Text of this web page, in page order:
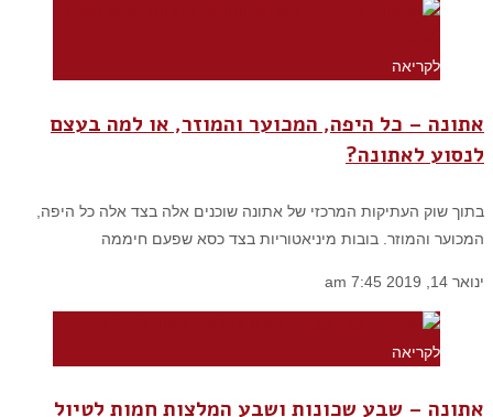
לקריאה
אתונה – כל היפה, המכוער והמוזר, או למה בעצם
לנסוע לאתונה?
בתוך שוק העתיקות המרכזי של אתונה שוכנים אלה בצד אלה כל היפה,
המכוער והמוזר. בובות מיניאטוריות בצד כסא שפעם חיממה
ינואר 14, 2019 7:45 am
לקריאה
אתונה – שבע שכונות ושבע המלצות חמות לטיול